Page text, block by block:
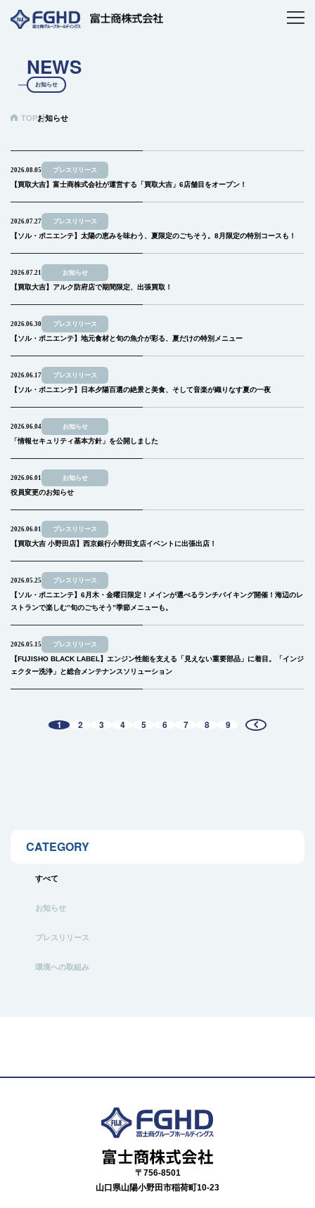
NEWS
お知らせ
TOPお知らせ
2026.08.05 プレスリリース
【買取大吉】富士商株式会社が運営する「買取大吉」6店舗目をオープン！
2026.07.27 プレスリリース
【ソル・ポニエンテ】太陽の恵みを味わう、夏限定のごちそう。8月限定の特別コースも！
2026.07.21 お知らせ
【買取大吉】アルク防府店で期間限定、出張買取！
2026.06.30 プレスリリース
【ソル・ポニエンテ】地元食材と旬の魚介が彩る、夏だけの特別メニュー
2026.06.17 プレスリリース
【ソル・ポニエンテ】日本夕陽百選の絶景と美食、そして音楽が織りなす夏の一夜
2026.06.04 お知らせ
「情報セキュリティ基本方針」を公開しました
2026.06.01 お知らせ
役員変更のお知らせ
2026.06.01 プレスリリース
【買取大吉 小野田店】西京銀行小野田支店イベントに出張出店！
2026.05.25 プレスリリース
【ソル・ポニエンテ】6月木・金曜日限定！メインが選べるランチバイキング開催！海辺のレ
ストランで楽しむ”旬のごちそう”季節メニューも。
2026.05.15 プレスリリース
【FUJISHO BLACK LABEL】エンジン性能を支える「見えない重要部品」に着目。「インジ
ェクター洗浄」と総合メンテナンスソリューション
1 2 3 4 5 6 7 8 9
CATEGORY
すべて
お知らせ
プレスリリース
環境への取組み
〒756-8501
山口県山陽小野田市稲荷町10-23